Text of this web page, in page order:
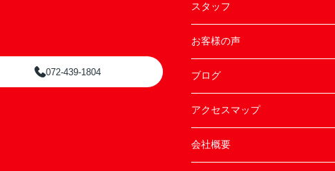
072-439-1804
スタッフ
お客様の声
ブログ
アクセスマップ
会社概要